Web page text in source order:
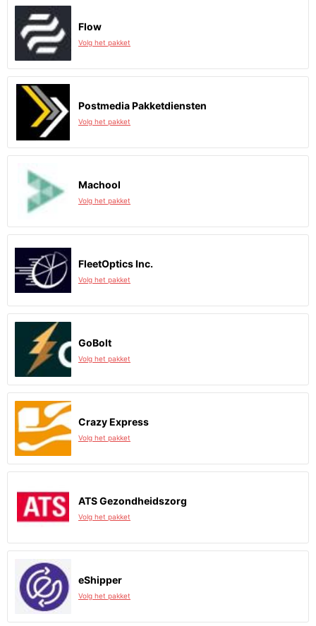
Flow
Volg het pakket
Postmedia Pakketdiensten
Volg het pakket
Machool
Volg het pakket
FleetOptics Inc.
Volg het pakket
GoBolt
Volg het pakket
Crazy Express
Volg het pakket
ATS Gezondheidszorg
Volg het pakket
eShipper
Volg het pakket